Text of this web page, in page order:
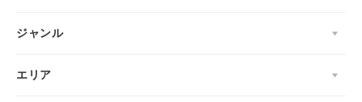
ジャンル
エリア